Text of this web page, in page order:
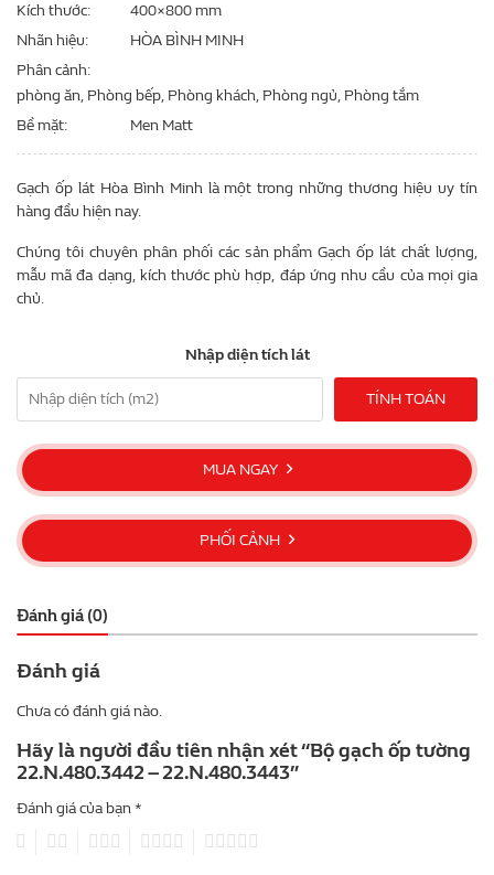
Kích thước
400×800 mm
Nhãn hiệu
HÒA BÌNH MINH
Phân cảnh
phòng ăn, Phòng bếp, Phòng khách, Phòng ngủ, Phòng tắm
Bề mặt
Men Matt
Gạch ốp lát Hòa Bình Minh là một trong những thương hiệu uy tín
hàng đầu hiện nay.
Chúng tôi chuyên phân phối các sản phẩm Gạch ốp lát chất lượng,
mẫu mã đa dạng, kích thước phù hợp, đáp ứng nhu cầu của mọi gia
chủ.
Nhập diện tích lát
TÍNH TOÁN
MUA NGAY
PHỐI CẢNH
Đánh giá (0)
Đánh giá
Chưa có đánh giá nào.
Hãy là người đầu tiên nhận xét “Bộ gạch ốp tường
22.N.480.3442 – 22.N.480.3443”
Đánh giá của bạn*